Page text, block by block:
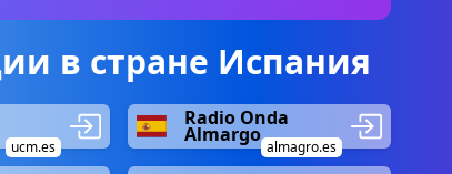
в стране Испания
ucm.es
Radio Onda
Almargo
almagro.es